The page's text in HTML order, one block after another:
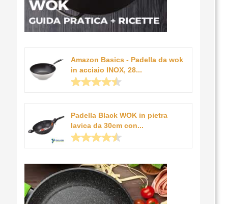
Amazon Basics - Padella da wok
in acciaio INOX, 28...
Padella Black WOK in pietra
lavica da 30cm con...